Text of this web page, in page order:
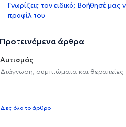
Γνωρίζεις τον ειδικό; Βοήθησέ
προφίλ του
Προτεινόμενα άρθρα
Αυτισμός
Διάγνωση, συμπτώματα και θεραπείες
Δες όλο το άρθρο